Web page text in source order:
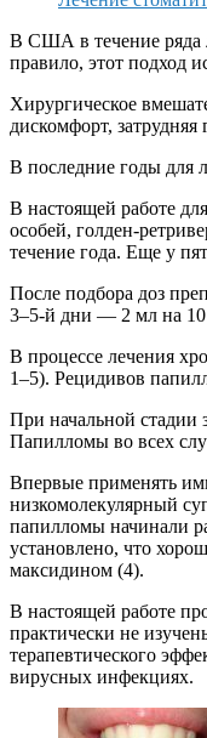
В США в течение ряда
правило, этот подход
Хирургическое
дискомфорт,
В последние годы для
В настоящей работе
особей, голден-
течение года. Еще у
После подбора доз
3–5-й дни — 2 мл на 10
В процессе лечения
1–5). Рецидивов
При начальной стадии
Папилломы во всех
Впервые применять
низкомолекулярный
папилломы начинали
установлено, что
максидином (4).
В настоящей работе
практически не
терапевтического
вирусных инфекциях.